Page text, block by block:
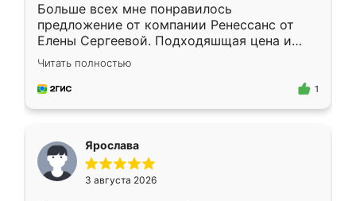
Больше всех мне понравилось
предложение от компании Ренессанс от
Елены Сергеевой. Подходяшщая цена и
короткие сроки изготовления. Приехавший
для замера сотрудник Владислав
предложил по моему эскизу самый
Читать полностью
1
Ярослава
3 августа 2026